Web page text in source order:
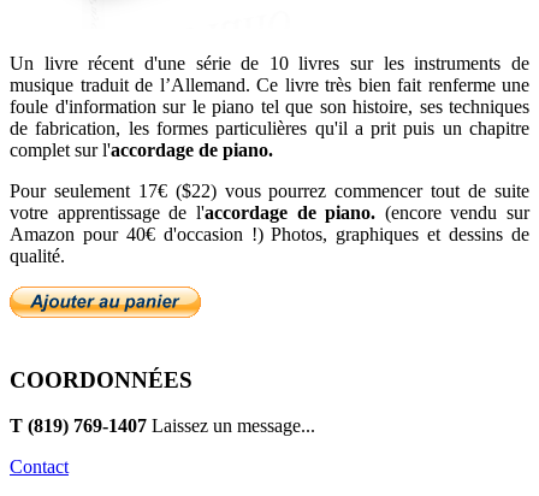
Un livre récent d'une série de 10 livres sur les instruments de
musique traduit de l’Allemand. Ce livre très bien fait renferme une
foule d'information sur le piano tel que son histoire, ses techniques
de fabrication, les formes particulières qu'il a prit puis un chapitre
complet sur l'accordage de piano.
Pour seulement 17€ ($22) vous pourrez commencer tout de suite
votre apprentissage de l'accordage de piano. (encore vendu sur
Amazon pour 40€ d'occasion !) Photos, graphiques et dessins de
qualité.
COORDONNÉES
T (819) 769-1407 Laissez un message...
Contact